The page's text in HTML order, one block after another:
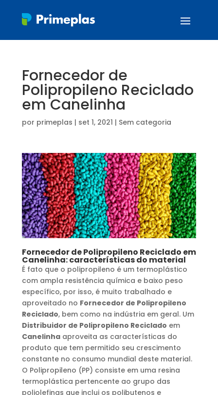
Fornecedor de
Polipropileno Reciclado
em Canelinha
por primeplas | set 1, 2021 | Sem categoria
Fornecedor de Polipropileno Reciclado em
Canelinha: características do material
É fato que o polipropileno é um termoplástico
com ampla resistência química e baixo peso
específico, por isso, é muito trabalhado e
aproveitado no Fornecedor de Polipropileno
Reciclado, bem como na indústria em geral. Um
Distribuidor de Polipropileno Reciclado em
Canelinhaaproveita as características do
produto que tem permitido seu crescimento
constante no consumo mundial deste material.
O Polipropileno (PP) consiste em uma resina
termoplástica pertencente ao grupo das
poliolefinas que inclui os polibutenos e